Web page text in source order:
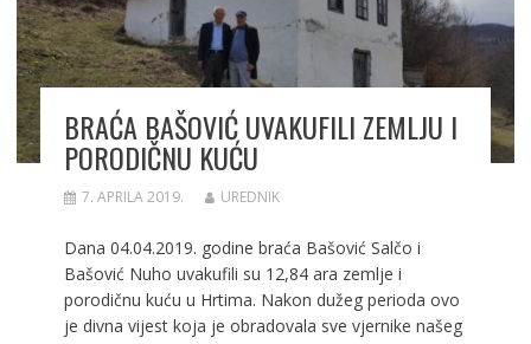
BRAĆA BAŠOVIĆ UVAKUFILI ZEMLJU I
PORODIČNU KUĆU
7. APRILA 2019. UREDNIK
Dana 04.04.2019. godine braća Bašović Salčo i
Bašović Nuho uvakufili su 12,84 ara zemlje i
porodičnu kuću u Hrtima. Nakon dužeg perioda ovo
je divna vijest koja je obradovala sve vjernike našeg